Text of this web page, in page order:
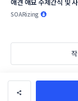
작명부탁드립니다.
SOARizing